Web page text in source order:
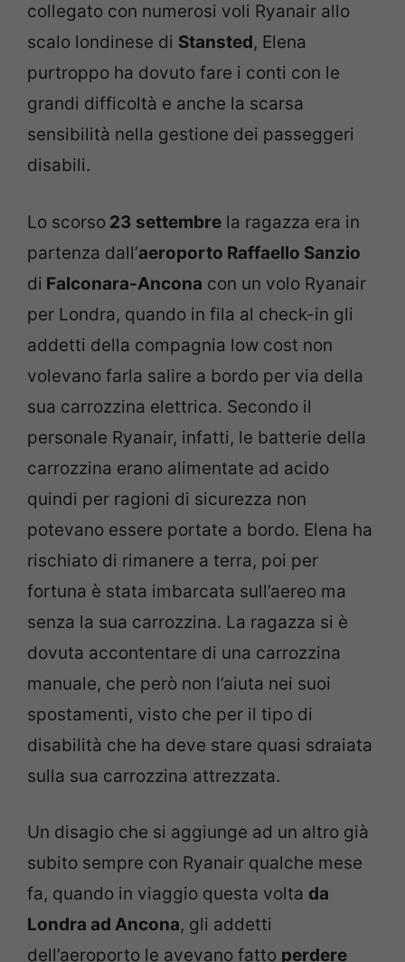
collegato con numerosi voli Ryanair allo
scalo londinese di Stansted, Elena
purtroppo ha dovuto fare i conti con le
grandi difficoltà e anche la scarsa
sensibilità nella gestione dei passeggeri
disabili.
Lo scorso 23 settembre la ragazza era in
partenza dall’aeroporto Raffaello Sanzio
di Falconara-Ancona con un volo Ryanair
per Londra, quando in fila al check-in gli
addetti della compagnia low cost non
volevano farla salire a bordo per via della
sua carrozzina elettrica. Secondo il
personale Ryanair, infatti, le batterie della
carrozzina erano alimentate ad acido
quindi per ragioni di sicurezza non
potevano essere portate a bordo. Elena ha
rischiato di rimanere a terra, poi per
fortuna è stata imbarcata sull’aereo ma
senza la sua carrozzina. La ragazza si è
dovuta accontentare di una carrozzina
manuale, che però non l’aiuta nei suoi
spostamenti, visto che per il tipo di
disabilità che ha deve stare quasi sdraiata
sulla sua carrozzina attrezzata.
Un disagio che si aggiunge ad un altro già
subito sempre con Ryanair qualche mese
fa, quando in viaggio questa volta da
Londra ad Ancona, gli addetti
dell’aeroporto le avevano fatto perdere